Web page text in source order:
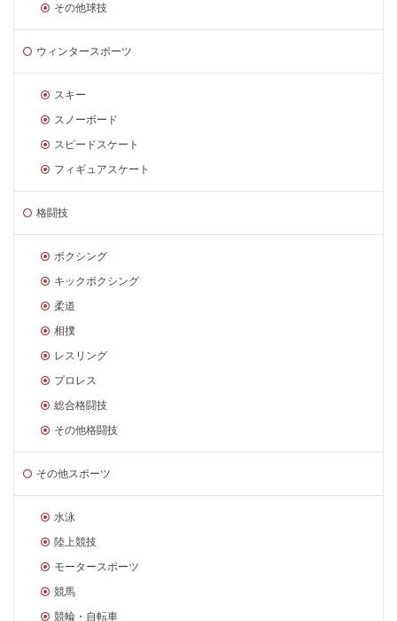
その他球技
ウィンタースポーツ
スキー
スノーボード
スピードスケート
フィギュアスケート
格闘技
ボクシング
キックボクシング
柔道
相撲
レスリング
プロレス
総合格闘技
その他格闘技
その他スポーツ
水泳
陸上競技
モータースポーツ
競馬
競輪・自転車